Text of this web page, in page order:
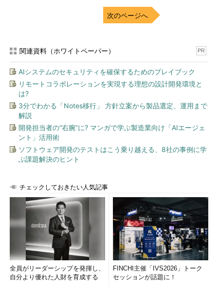
FAQサイトを立ち上げ、過去の事例を検索できるようにした」と
いう人や「運用ドキュメントが古い上にチームメンバーが未経験
気付いていないスキルを洗い出す」ことです。
3．この先、どういう人になりたいか、そのために何をしている
かがはっきり書かれている
1．2．ができている人は、これまでの仕事を振り返った上で、
「自分に何ができるか」を具体的にイメージできるようになって
いるはずです。これらを踏まえて、「今後、自分がなりたい姿を
実現するために何が必要か」を考え、自分なりにアクションを取
を、高く評価されるでしょう。
これら3点を意識した職務経歴書を書くことで、同時に「面接
で何を伝えればいいか」もイメージできるようになります。伝え
る内容が自分の中でしっかり整理されていれば、面接でも自信を
持って話ができるようになるでしょう。堂々と話をする様子に企
業も好印象を持つようになり、面接にも受かりやすくなります。
インフラエンジニアの職務経歴書：ワンポイント・アドバイスま
とめ
次のページへ
関連資料（ホワイトペーパー） PR
AIシステムのセキュリティを確保するためのプレイブック
リモートコラボレーションを実現する理想の設計開発環境と
は?
3分でわかる「Notes移行」 方針立案から製品選定、運用まで
解説
開発担当者の“右腕”に? マンガで学ぶ製造業向け「AIエージェ
ント」活用術
ソフトウェア開発のテストはこう乗り越える、8社の事例に学
ぶ課題解決のヒント
チェックしておきたい人気記事
全員がリーダーシップを発揮し、
自分より優れた人財を育成する
FINCHI主催「IVS2026」トーク
セッションが話題に！